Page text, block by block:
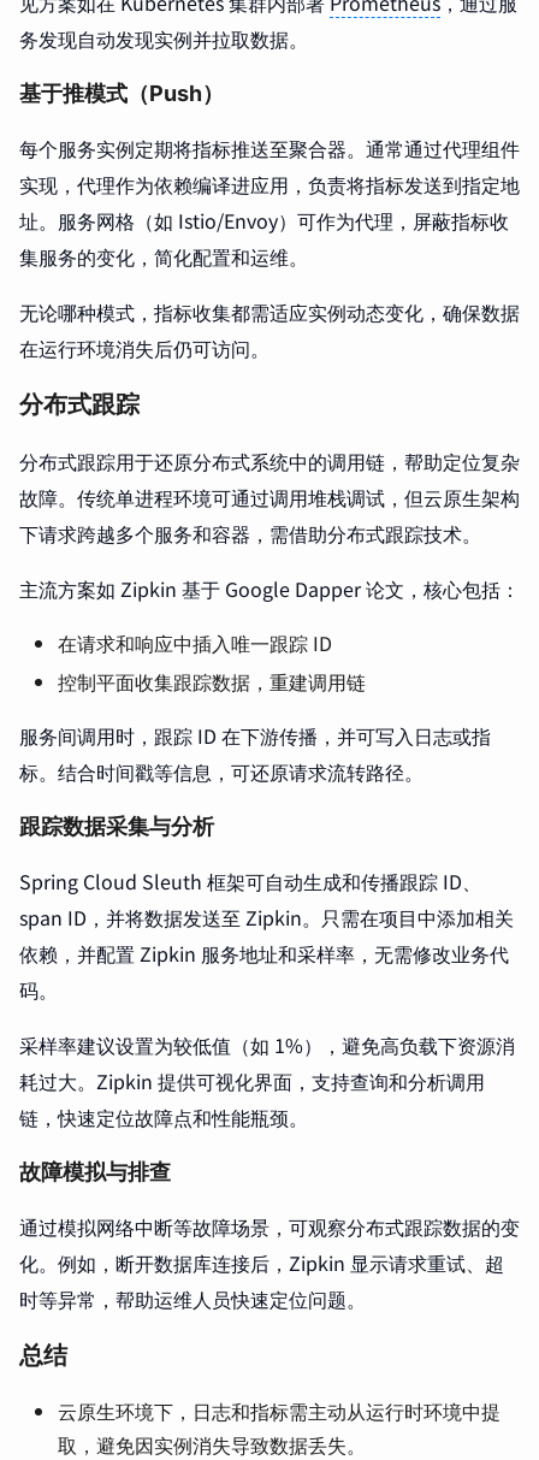
务发现自动发现实例并拉取数据。
基于推模式（Push）
每个服务实例定期将指标推送至聚合器。通常通过代理组件
实现，代理作为依赖编译进应用，负责将指标发送到指定地
址。服务网格（如 Istio/Envoy）可作为代理，屏蔽指标收
集服务的变化，简化配置和运维。
无论哪种模式，指标收集都需适应实例动态变化，确保数据
在运行环境消失后仍可访问。
分布式跟踪
分布式跟踪用于还原分布式系统中的调用链，帮助定位复杂
故障。传统单进程环境可通过调用堆栈调试，但云原生架构
下请求跨越多个服务和容器，需借助分布式跟踪技术。
主流方案如 Zipkin 基于 Google Dapper 论文，核心包括：
在请求和响应中插入唯一跟踪 ID
控制平面收集跟踪数据，重建调用链
服务间调用时，跟踪 ID 在下游传播，并可写入日志或指
标。结合时间戳等信息，可还原请求流转路径。
跟踪数据采集与分析
Spring Cloud Sleuth 框架可自动生成和传播跟踪 ID、
span ID，并将数据发送至 Zipkin。只需在项目中添加相关
依赖，并配置 Zipkin 服务地址和采样率，无需修改业务代
码。
采样率建议设置为较低值（如 1%），避免高负载下资源消
耗过大。Zipkin 提供可视化界面，支持查询和分析调用
链，快速定位故障点和性能瓶颈。
故障模拟与排查
通过模拟网络中断等故障场景，可观察分布式跟踪数据的变
化。例如，断开数据库连接后，Zipkin 显示请求重试、超
时等异常，帮助运维人员快速定位问题。
总结
云原生环境下，日志和指标需主动从运行时环境中提
取，避免因实例消失导致数据丢失。